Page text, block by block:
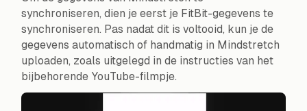
synchroniseren, dien je eerst je FitBit-gegevens te
synchroniseren. Pas nadat dit is voltooid, kun je de
gegevens automatisch of handmatig in Mindstretch
uploaden, zoals uitgelegd in de instructies van het
bijbehorende YouTube-filmpje.